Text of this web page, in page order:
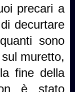
precari a
decurtare
sono
muretto,
fine della
è stato